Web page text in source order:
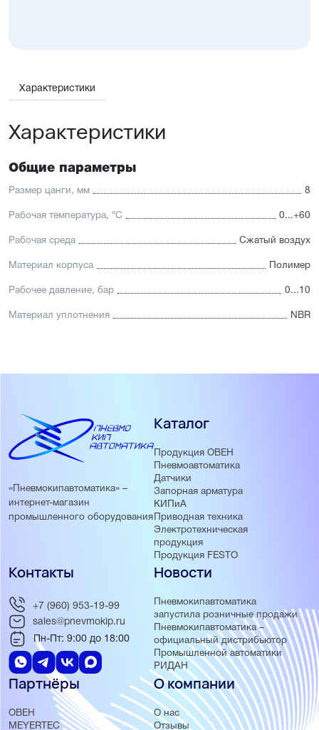
Характеристики
Характеристики
Общие параметры
Размер цанги, мм 8
Рабочая температура, °С 0...+60
Рабочая среда Сжатый воздух
Материал корпуса Полимер
Рабочее давление, бар 0...10
Материал уплотнения NBR
«Пневмокипавтоматика» –
интернет-магазин
промышленного оборудования
Каталог
Продукция ОВЕН
Пневмоавтоматика
Датчики
Запорная арматура
КИПиА
Приводная техника
Электротехническая
продукция
Продукция FESTO
Новости
Пневмокипавтоматика
запустила розничные продажи
Пневмокипавтоматика –
официальный дистрибьютор
Промышленной автоматики
РИДАН
Партнёры
ОВЕН
MEYERTEC
О компании
О нас
Отзывы
Контакты
+7 (960) 953-19-99
sales@pnevmokip.ru
Пн-Пт: 9:00 до 18:00